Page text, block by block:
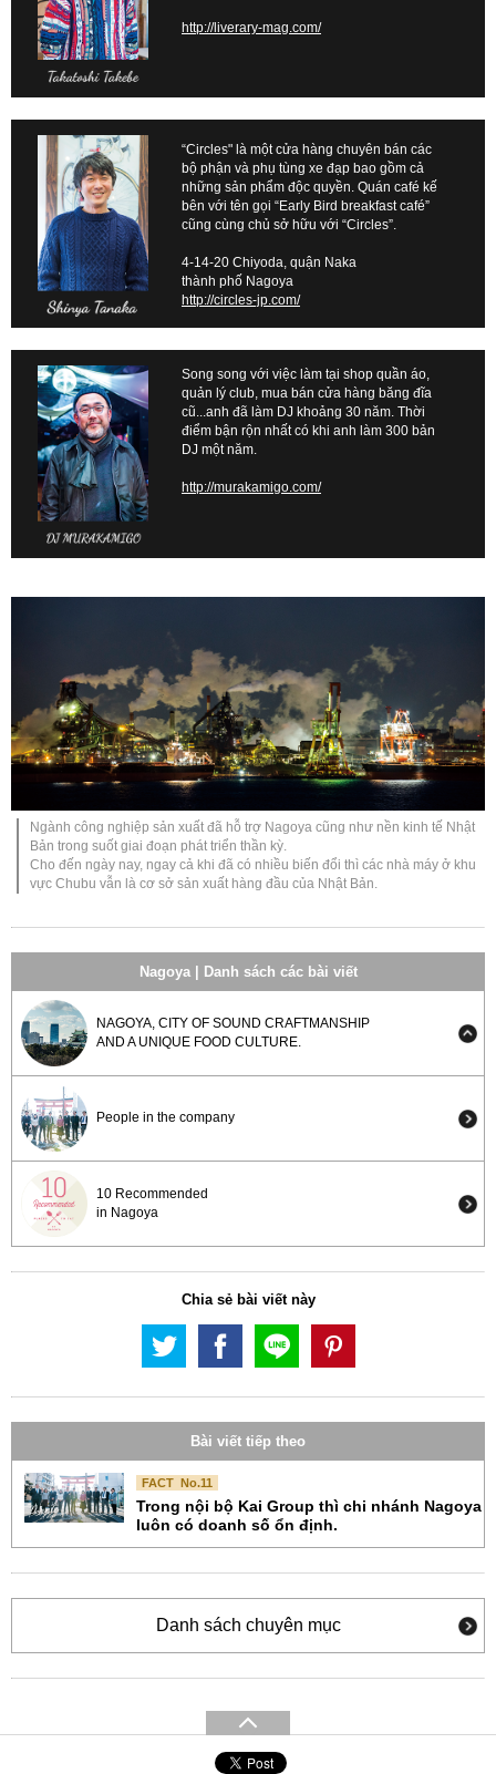
http://liverary-mag.com/
“Circles" là một cửa hàng chuyên bán các
bộ phận và phụ tùng xe đạp bao gồm cả
những sản phẩm độc quyền. Quán café kế
bên với tên gọi “Early Bird breakfast café”
cũng cùng chủ sở hữu với “Circles”.
4-14-20 Chiyoda, quận Naka
thành phố Nagoya
http://circles-jp.com/
Song song với việc làm tại shop quần áo,
quản lý club, mua bán cửa hàng băng đĩa
cũ...anh đã làm DJ khoảng 30 năm. Thời
điểm bận rộn nhất có khi anh làm 300 bản
DJ một năm.
http://murakamigo.com/
Ngành công nghiệp sản xuất đã hỗ trợ Nagoya cũng như nền kinh tế Nhật
Bản trong suốt giai đoạn phát triển thần kỳ.
Cho đến ngày nay, ngay cả khi đã có nhiều biến đổi thì các nhà máy ở khu
vực Chubu vẫn là cơ sở sản xuất hàng đầu của Nhật Bản.
Nagoya | Danh sách các bài viết
NAGOYA, CITY OF SOUND CRAFTMANSHIP
AND A UNIQUE FOOD CULTURE.
People in the company
10 Recommended
in Nagoya
Chia sẻ bài viết này
Bài viết tiếp theo
FACT No.11
Trong nội bộ Kai Group thì chi nhánh Nagoya
luôn có doanh số ổn định.
Danh sách chuyên mục